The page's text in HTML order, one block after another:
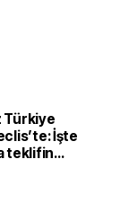
Türkiye
İşte
teklifin